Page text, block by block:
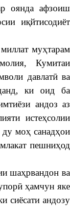
оянда афзоиш
иқйтисодиёт
муҳтарам
Кумитаи
давлатӣ ва
ки оид ба
андоз аз
истеҳсолии
моҳ санадҳои
пешниҳод
шаҳрвандон ва
ҳамчун яке
сиёсати андозу